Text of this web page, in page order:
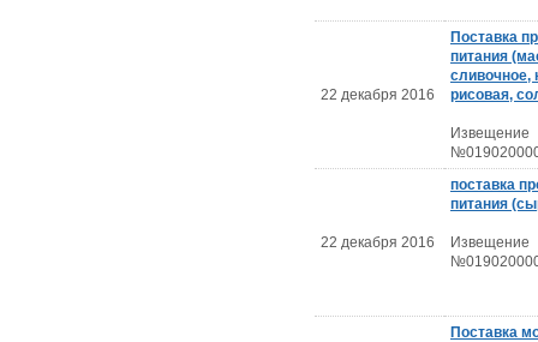
22 декабря 2016
Поставка
питания
сливочное,
рисовая,
Извещение
22 декабря 2016
поставка
питания
Извещение
Поставка